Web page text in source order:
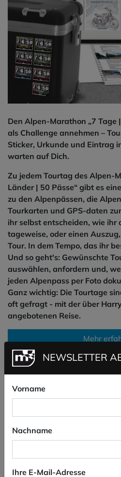
Den Alpen-Marathon „7 Tage
als Challenge annehmen –
Sticker, Urkunde und Eintrag
warten auf Dich.
Zu jedem Tourtag des Alpen-
Länder | 50 Pässe“ gibt es
zu den Alpenpässen, die
Tourkarten und GPS-daten
ihr selbst entscheiden, wie ihr
tageweise, oder einen
Tour. In dem Tempo, das ihr
Und so geht's: Gewünschte
auswählen, anfordern und,
jeden Alpenpass per Foto
Ganz wichtig: Die Tourtage
oft gefragt - mit der über
angebotenen Reise.
Mehr
NEWSLETTER
Vorname
Nachname
Ihre E-Mail-Adresse